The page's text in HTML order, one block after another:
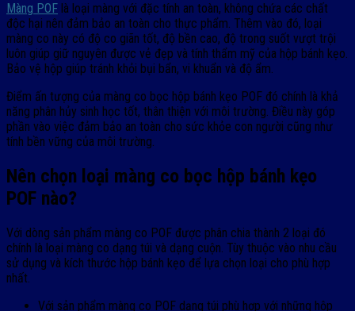
Màng POF là loại màng với đặc tính an toàn, không chứa các chất
độc hại nên đảm bảo an toàn cho thực phẩm. Thêm vào đó, loại
màng co này có độ co giãn tốt, độ bền cao, độ trong suốt vượt trội
luôn giúp giữ nguyên được vẻ đẹp và tính thẩm mỹ của hộp bánh kẹo.
Bảo vệ hộp giúp tránh khỏi bụi bẩn, vi khuẩn và độ ẩm.
Điểm ấn tượng của màng co bọc hộp bánh kẹo POF đó chính là khả
năng phân hủy sinh học tốt, thân thiện với môi trường. Điều này góp
phần vào việc đảm bảo an toàn cho sức khỏe con người cũng như
tính bền vững của môi trường.
Nên chọn loại màng co bọc hộp bánh kẹo
POF nào?
Với dòng sản phẩm màng co POF được phân chia thành 2 loại đó
chính là loại màng co dạng túi và dạng cuộn. Tùy thuộc vào nhu cầu
sử dụng và kích thước hộp bánh kẹo để lựa chọn loại cho phù hợp
nhất.
Với sản phẩm màng co POF dạng túi phù hợp với những hộp